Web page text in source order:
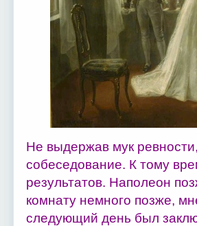
Не выдержав мук
собеседование. К тому
результатов. Наполеон
комнату немного позже,
следующий день был